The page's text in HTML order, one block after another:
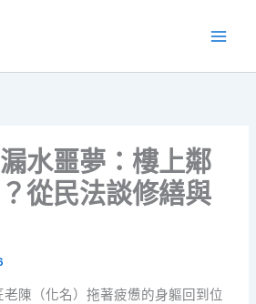
水噩夢：樓上鄰
從民法談修繕與
陳（化名）拖著疲憊的身軀回到位